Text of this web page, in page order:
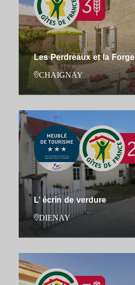
Les Perdreaux et la Forge
CHAIGNAY
L’ écrin de verdure
DIENAY